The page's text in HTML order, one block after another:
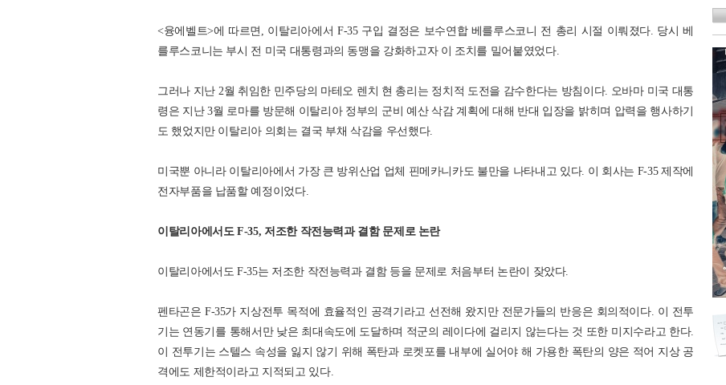
<융에벨트>에 따르면, 이탈리아에서 F-35 구입 결정은 보수연합 베를루스코니 전 총리 시절 이뤄졌다. 당시 베
를루스코니는 부시 전 미국 대통령과의 동맹을 강화하고자 이 조치를 밀어붙였었다.
그러나 지난 2월 취임한 민주당의 마테오 렌치 현 총리는 정치적 도전을 감수한다는 방침이다. 오바마 미국 대통
령은 지난 3월 로마를 방문해 이탈리아 정부의 군비 예산 삭감 계획에 대해 반대 입장을 밝히며 압력을 행사하기
도 했었지만 이탈리아 의회는 결국 부채 삭감을 우선했다.
미국뿐 아니라 이탈리아에서 가장 큰 방위산업 업체 핀메카니카도 불만을 나타내고 있다. 이 회사는 F-35 제작에
전자부품을 납품할 예정이었다.
이탈리아에서도 F-35, 저조한 작전능력과 결함 문제로 논란
이탈리아에서도 F-35는 저조한 작전능력과 결함 등을 문제로 처음부터 논란이 잦았다.
펜타곤은 F-35가 지상전투 목적에 효율적인 공격기라고 선전해 왔지만 전문가들의 반응은 회의적이다. 이 전투
기는 연동기를 통해서만 낮은 최대속도에 도달하며 적군의 레이다에 걸리지 않는다는 것 또한 미지수라고 한다.
이 전투기는 스텔스 속성을 잃지 않기 위해 폭탄과 로켓포를 내부에 실어야 해 가용한 폭탄의 양은 적어 지상 공
격에도 제한적이라고 지적되고 있다.